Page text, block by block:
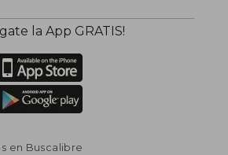
la App GRATIS!
en Buscalibre